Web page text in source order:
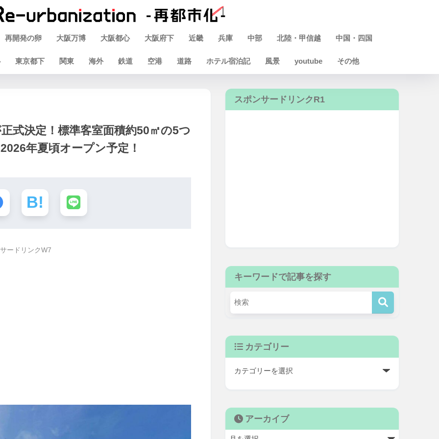
再開発の卵 大阪万博 大阪都心 大阪府下 近畿 兵庫 中部 北陸・甲信越 中国・四国
東京都下 関東 海外 鉄道 空港 道路 ホテル宿泊記 風景 youtube その他
式決定！標準客室面積約50㎡の5つ
年夏頃オープン予定！
ードリンクW7
スポンサードリンクR1
キーワードで記事を探す
カテゴリー
アーカイブ